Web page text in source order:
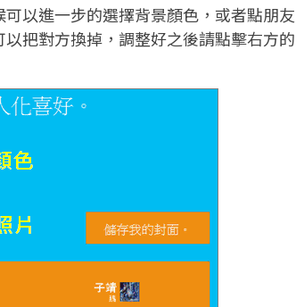
以進一步的選擇背景顏色，或者點朋友
把對方換掉，調整好之後請點擊右方的